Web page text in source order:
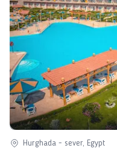
Hurghada - sever, Egypt